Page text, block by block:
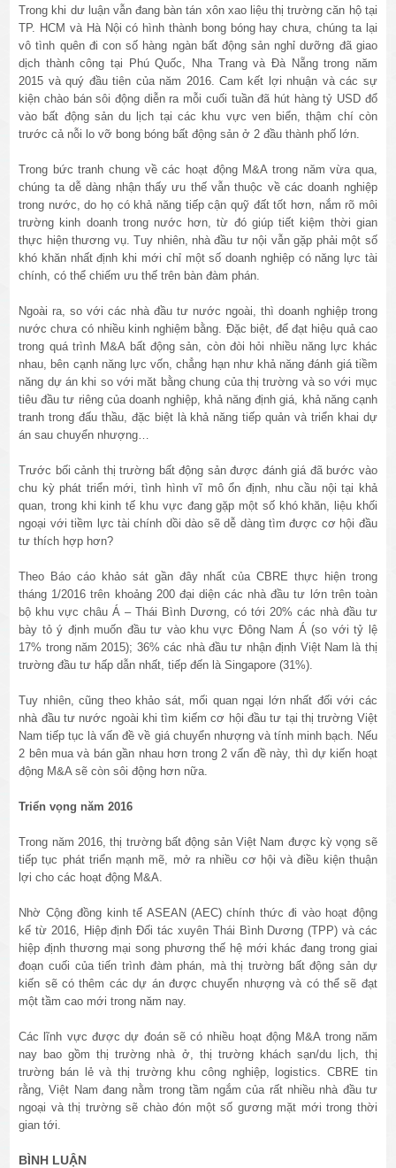
Trong khi dư luận vẫn đang bàn tán xôn xao liệu thị trường căn hộ tại
TP. HCM và Hà Nội có hình thành bong bóng hay chưa, chúng ta lại
vô tình quên đi con số hàng ngàn bất động sản nghỉ dưỡng đã giao
dịch thành công tại Phú Quốc, Nha Trang và Đà Nẵng trong năm
2015 và quý đầu tiên của năm 2016. Cam kết lợi nhuận và các sự
kiện chào bán sôi động diễn ra mỗi cuối tuần đã hút hàng tỷ USD đổ
vào bất động sản du lịch tại các khu vực ven biển, thậm chí còn
trước cả nỗi lo vỡ bong bóng bất động sản ở 2 đầu thành phố lớn.
Trong bức tranh chung về các hoạt động M&A trong năm vừa qua,
chúng ta dễ dàng nhận thấy ưu thế vẫn thuộc về các doanh nghiệp
trong nước, do họ có khả năng tiếp cận quỹ đất tốt hơn, nắm rõ môi
trường kinh doanh trong nước hơn, từ đó giúp tiết kiệm thời gian
thực hiện thương vụ. Tuy nhiên, nhà đầu tư nội vẫn gặp phải một số
khó khăn nhất định khi mới chỉ một số doanh nghiệp có năng lực tài
chính, có thể chiếm ưu thế trên bàn đàm phán.
Ngoài ra, so với các nhà đầu tư nước ngoài, thì doanh nghiệp trong
nước chưa có nhiều kinh nghiệm bằng. Đặc biệt, để đạt hiệu quả cao
trong quá trình M&A bất động sản, còn đòi hỏi nhiều năng lực khác
nhau, bên cạnh năng lực vốn, chẳng hạn như khả năng đánh giá tiềm
năng dự án khi so với măt bằng chung của thị trường và so với mục
tiêu đầu tư riêng của doanh nghiệp, khả năng định giá, khả năng cạnh
tranh trong đấu thầu, đặc biệt là khả năng tiếp quản và triển khai dự
án sau chuyển nhượng…
Trước bối cảnh thị trường bất động sản được đánh giá đã bước vào
chu kỳ phát triển mới, tình hình vĩ mô ổn định, nhu cầu nội tại khả
quan, trong khi kinh tế khu vực đang gặp một số khó khăn, liệu khối
ngoại với tiềm lực tài chính dồi dào sẽ dễ dàng tìm được cơ hội đầu
tư thích hợp hơn?
Theo Báo cáo khảo sát gần đây nhất của CBRE thực hiện trong
tháng 1/2016 trên khoảng 200 đại diện các nhà đầu tư lớn trên toàn
bộ khu vực châu Á – Thái Bình Dương, có tới 20% các nhà đầu tư
bày tỏ ý định muốn đầu tư vào khu vực Đông Nam Á (so với tỷ lệ
17% trong năm 2015); 36% các nhà đầu tư nhận định Việt Nam là thị
trường đầu tư hấp dẫn nhất, tiếp đến là Singapore (31%).
Tuy nhiên, cũng theo khảo sát, mối quan ngại lớn nhất đối với các
nhà đầu tư nước ngoài khi tìm kiếm cơ hội đầu tư tại thị trường Việt
Nam tiếp tục là vấn đề về giá chuyển nhượng và tính minh bạch. Nếu
2 bên mua và bán gần nhau hơn trong 2 vấn đề này, thì dự kiến hoạt
động M&A sẽ còn sôi động hơn nữa.
Triển vọng năm 2016
Trong năm 2016, thị trường bất động sản Việt Nam được kỳ vọng sẽ
tiếp tục phát triển mạnh mẽ, mở ra nhiều cơ hội và điều kiện thuận
lợi cho các hoạt động M&A.
Nhờ Cộng đồng kinh tế ASEAN (AEC) chính thức đi vào hoạt động
kể từ 2016, Hiệp định Đối tác xuyên Thái Bình Dương (TPP) và các
hiệp định thương mại song phương thế hệ mới khác đang trong giai
đoạn cuối của tiến trình đàm phán, mà thị trường bất động sản dự
kiến sẽ có thêm các dự án được chuyển nhượng và có thể sẽ đạt
một tầm cao mới trong năm nay.
Các lĩnh vực được dự đoán sẽ có nhiều hoạt động M&A trong năm
nay bao gồm thị trường nhà ở, thị trường khách sạn/du lịch, thị
trường bán lẻ và thị trường khu công nghiệp, logistics. CBRE tin
rằng, Việt Nam đang nằm trong tầm ngắm của rất nhiều nhà đầu tư
ngoại và thị trường sẽ chào đón một số gương mặt mới trong thời
gian tới.
BÌNH LUẬN